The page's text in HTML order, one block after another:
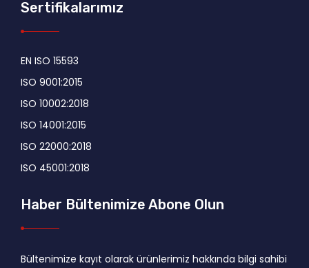
Sertifikalarımız
EN ISO 15593
ISO 9001:2015
ISO 10002:2018
ISO 14001:2015
ISO 22000:2018
ISO 45001:2018
Haber Bültenimize Abone Olun
Bültenimize kayıt olarak ürünlerimiz hakkında bilgi sahibi